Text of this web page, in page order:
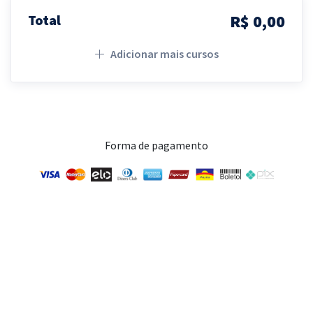
Total R$ 0,00
Adicionar mais cursos
Forma de pagamento